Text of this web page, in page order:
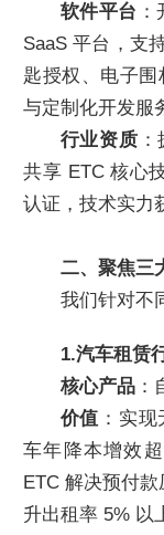
软件平台
SaaS 平台，支
匙授权、电子
与定制化开发服
行业资质
共享 ETC 核心
认证，技术实力
二、聚焦三
我们针对不
1.汽车租赁
核心产品：
价值 ：实
车年降本增效
ETC 解决预付
升出租率 5% 以